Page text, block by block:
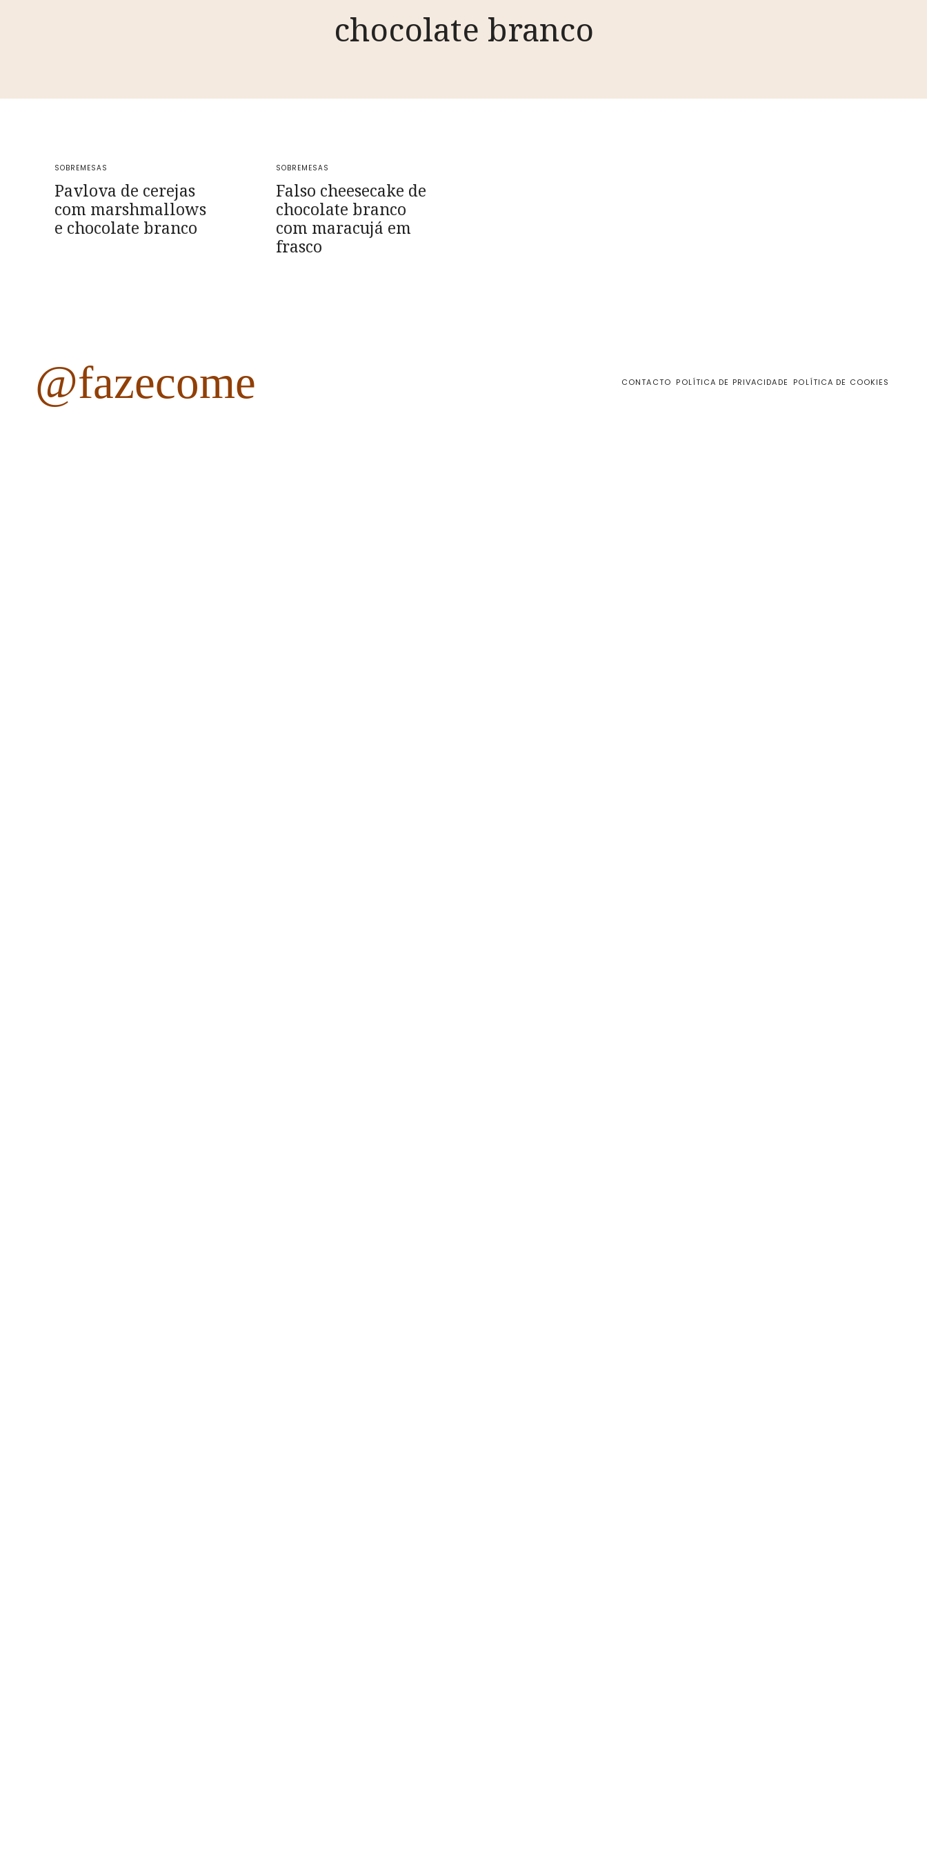
chocolate branco
SOBREMESAS
Pavlova de cerejas
com marshmallows
e chocolate branco
SOBREMESAS
Falso cheesecake de
chocolate branco
com maracujá em
frasco
@fazecome CONTACTO POLÍTICA DE PRIVACIDADE POLÍTICA DE COOKIES